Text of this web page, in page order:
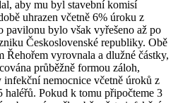
aby mu byl stavební komisí
uhrazen včetně 6% úroku z
pavilonu bylo však vyřešeno až po
Československé republiky. Obě
Řehořem vyrovnala a dlužné částky,
průběžně formou záloh,
nemocnice včetně úroků z
Pokud k tomu připočteme 3